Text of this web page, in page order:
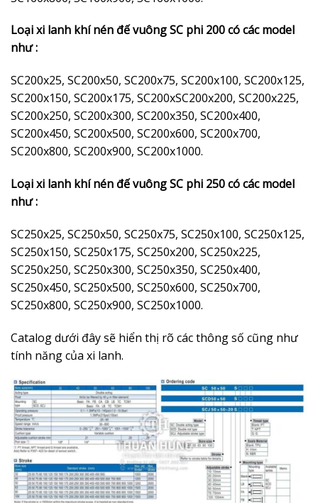
Loại xi lanh khí nén đế vuông SC phi 200 có các model
như :
SC200x25, SC200x50, SC200x75, SC200x100, SC200x125,
SC200x150, SC200x175, SC200xSC200x200, SC200x225,
SC200x250, SC200x300, SC200x350, SC200x400,
SC200x450, SC200x500, SC200x600, SC200x700,
SC200x800, SC200x900, SC200x1000.
Loại xi lanh khí nén đế vuông SC phi 250 có các model
như :
SC250x25, SC250x50, SC250x75, SC250x100, SC250x125,
SC250x150, SC250x175, SC250x200, SC250x225,
SC250x250, SC250x300, SC250x350, SC250x400,
SC250x450, SC250x500, SC250x600, SC250x700,
SC250x800, SC250x900, SC250x1000.
Catalog dưới đây sẽ hiển thị rõ các thông số cũng như
tính năng của xi lanh.